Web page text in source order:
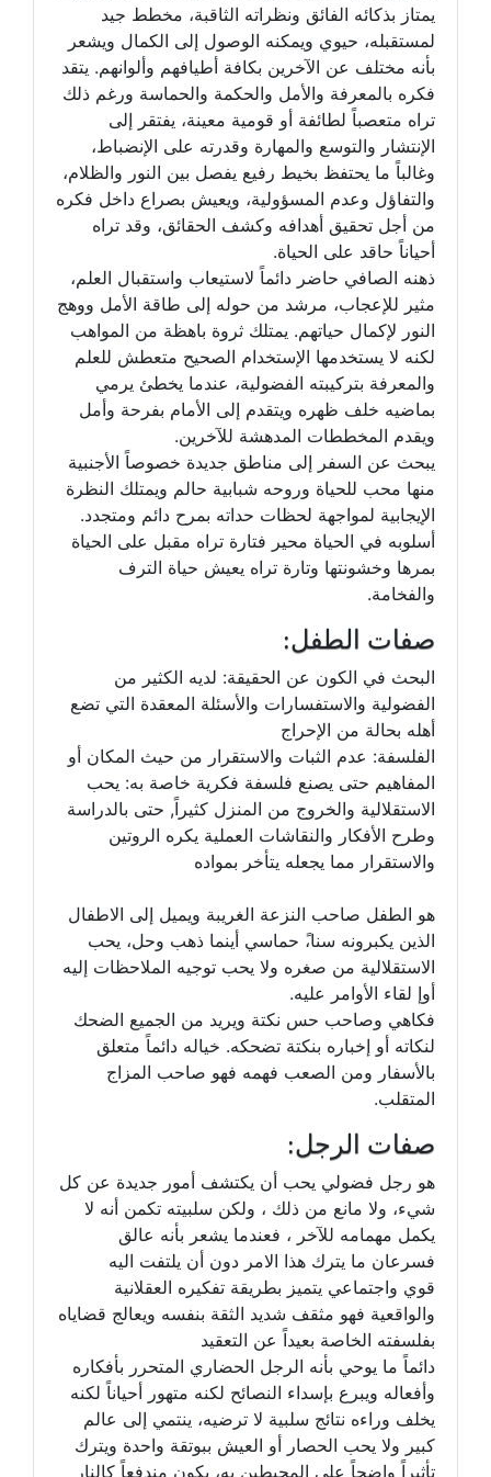
يمتاز بذكائه الفائق ونظراته الثاقبة، مخطط جيد
لمستقبله، حيوي ويمكنه الوصول إلى الكمال ويشعر
بأنه مختلف عن الآخرين بكافة أطيافهم وألوانهم. يتقد
فكره بالمعرفة والأمل والحكمة والحماسة ورغم ذلك
تراه متعصباً لطائفة أو قومية معينة، يفتقر إلى
الإنتشار والتوسع والمهارة وقدرته على الإنضباط،
وغالباً ما يحتفظ بخيط رفيع يفصل بين النور والظلام،
والتفاؤل وعدم المسؤولية، ويعيش بصراع داخل فكره
من أجل تحقيق أهدافه وكشف الحقائق، وقد تراه
أحياناً حاقد على الحياة.
ذهنه الصافي حاضر دائماً لاستيعاب واستقبال العلم،
مثير للإعجاب، مرشد من حوله إلى طاقة الأمل ووهج
النور لإكمال حياتهم. يمتلك ثروة باهظة من المواهب
لكنه لا يستخدمها الإستخدام الصحيح متعطش للعلم
والمعرفة بتركيبته الفضولية، عندما يخطئ يرمي
بماضيه خلف ظهره ويتقدم إلى الأمام بفرحة وأمل
ويقدم المخططات المدهشة للآخرين.
يبحث عن السفر إلى مناطق جديدة خصوصاً الأجنبية
منها محب للحياة وروحه شبابية حالم ويمتلك النظرة
الإيجابية لمواجهة لحظات حداته بمرح دائم ومتجدد.
أسلوبه في الحياة محير فتارة تراه مقبل على الحياة
بمرها وخشونتها وتارة تراه يعيش حياة الترف
والفخامة.
صفات الطفل:
البحث في الكون عن الحقيقة: لديه الكثير من
الفضولية والاستفسارات والأسئلة المعقدة التي تضع
أهله بحالة من الإحراج
الفلسفة: عدم الثبات والاستقرار من حيث المكان أو
المفاهيم حتى يصنع فلسفة فكرية خاصة به: يحب
الاستقلالية والخروج من المنزل كثيراً, حتى بالدراسة
وطرح الأفكار والنقاشات العملية يكره الروتين
والاستقرار مما يجعله يتأخر بمواده
هو الطفل صاحب النزعة الغريبة ويميل إلى الاطفال
الذين يكبرونه سنا،ً حماسي أينما ذهب وحل، يحب
الاستقلالية من صغره ولا يحب توجيه الملاحظات إليه
أوإ لقاء الأوامر عليه.
فكاهي وصاحب حس نكتة ويريد من الجميع الضحك
لنكاته أو إخباره بنكتة تضحكه. خياله دائماً متعلق
بالأسفار ومن الصعب فهمه فهو صاحب المزاج
المتقلب.
صفات الرجل:
هو رجل فضولي يحب أن يكتشف أمور جديدة عن كل
شيء، ولا مانع من ذلك ، ولكن سلبيته تكمن أنه لا
يكمل مهمامه للآخر ، فعندما يشعر بأنه عالق
فسرعان ما يترك هذا الامر دون أن يلتفت اليه
قوي واجتماعي يتميز بطريقة تفكيره العقلانية
والواقعية فهو مثقف شديد الثقة بنفسه ويعالج قضاياه
بفلسفته الخاصة بعيداً عن التعقيد
دائماً ما يوحي بأنه الرجل الحضاري المتحرر بأفكاره
وأفعاله ويبرع بإسداء النصائح لكنه متهور أحياناً لكنه
يخلف وراءه نتائج سلبية لا ترضيه، ينتمي إلى عالم
كبير ولا يحب الحصار أو العيش ببوتقة واحدة ويترك
تأثيراً واضحاً على المحيطين به، يكون مندفعاً كالنار